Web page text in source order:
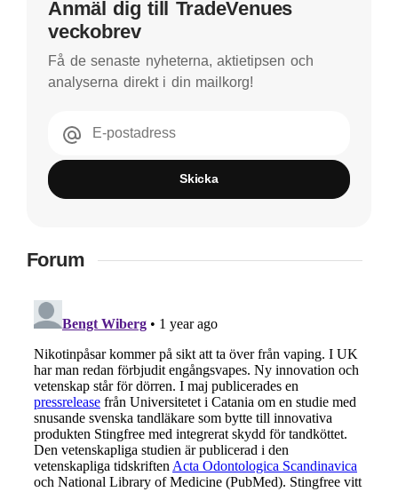
Anmäl dig till TradeVenues
veckobrev
Få de senaste nyheterna, aktietipsen och
analyserna direkt i din mailkorg!
E-postadress
Skicka
Forum